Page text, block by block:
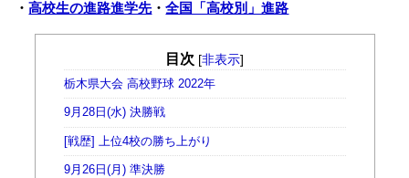
・高校生の進路進学先・全国「高校別」進路
目次 [非表示]
栃木県大会 高校野球 2022年
9月28日(水) 決勝戦
[戦歴] 上位4校の勝ち上がり
9月26日(月) 準決勝